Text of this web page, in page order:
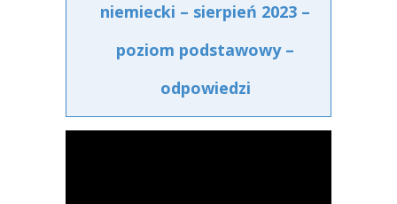
niemiecki – sierpień 2023 –
poziom podstawowy –
odpowiedzi